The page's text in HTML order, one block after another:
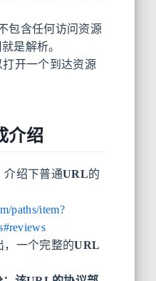
包含任何访问资源
是解析。
开一个到达资源
介绍
介绍下普通URL的
paths/item?
，一个完整的URL